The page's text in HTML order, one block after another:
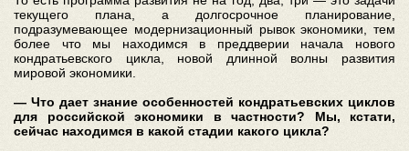
текущего плана, а долгосрочное планирование,
подразумевающее модернизационный рывок экономики, тем
более что мы находимся в преддверии начала нового
кондратьевского цикла, новой длинной волны развития
мировой экономики.
— Что дает знание особенностей кондратьевских циклов
для российской экономики в частности? Мы, кстати,
сейчас находимся в какой стадии какого цикла?